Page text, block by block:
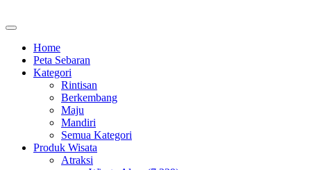
Home
Peta Sebaran
Kategori
Rintisan
Berkembang
Maju
Mandiri
Semua Kategori
Produk Wisata
Atraksi